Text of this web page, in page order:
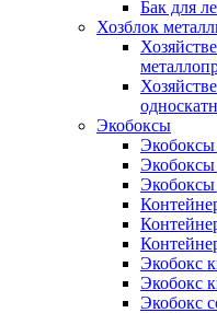
Бак для
Хозблок
Экобоксы
Экобоксы
Экобоксы
Экобоксы
Экобокс
Экобокс
Экобокс